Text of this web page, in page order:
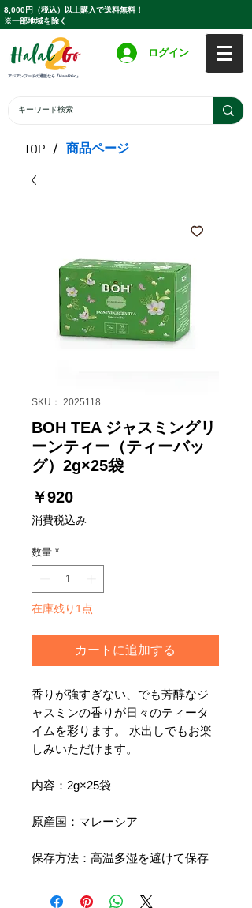
8,000円（税込）以上購入で送料無料！
※一部地域を除く
ログイン
アジアンフードの通販なら『Halal2Go』
TOP / 商品ページ
SKU： 2025118
BOH TEA ジャスミングリ
ーンティー（ティーバッ
グ）2g×25袋
￥920価
格
消費税込み
数量 *
在庫残り1点
カートに追加する
香りが強すぎない、でも芳醇なジ
ャスミンの香りが日々のティータ
イムを彩ります。 水出しでもお楽
しみいただけます。
内容：2g×25袋
原産国：マレーシア
保存方法：高温多湿を避けて保存